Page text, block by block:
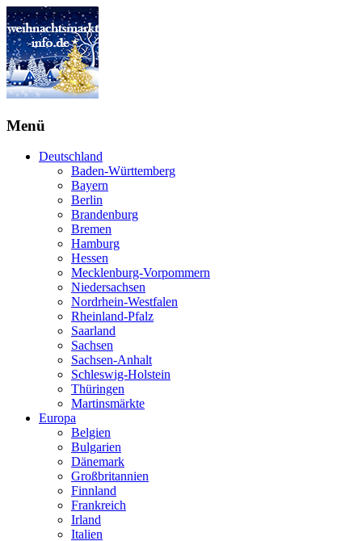
Menü
Deutschland
Baden-Württemberg
Bayern
Berlin
Brandenburg
Bremen
Hamburg
Hessen
Mecklenburg-Vorpommern
Niedersachsen
Nordrhein-Westfalen
Rheinland-Pfalz
Saarland
Sachsen
Sachsen-Anhalt
Schleswig-Holstein
Thüringen
Martinsmärkte
Europa
Belgien
Bulgarien
Dänemark
Großbritannien
Finnland
Frankreich
Irland
Italien